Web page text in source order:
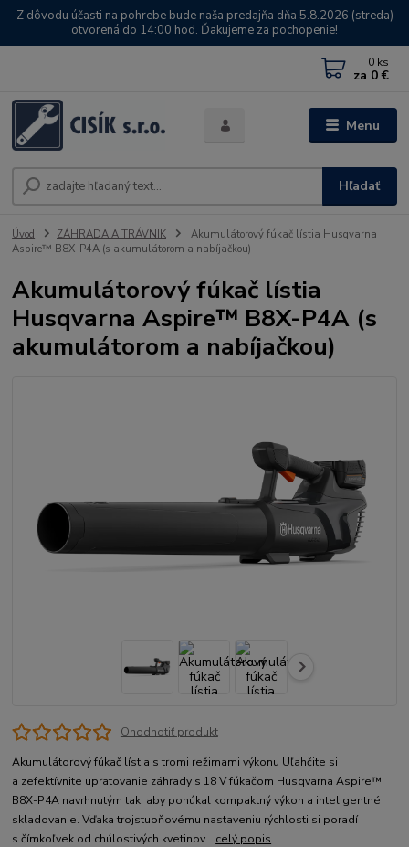
Z dôvodu účasti na pohrebe bude naša predajňa dňa 5.8.2026 (streda)
otvorená do 14:00 hod. Ďakujeme za pochopenie!
Menu
Hľadať
0 ks
za 0 €
Úvod ZÁHRADA A TRÁVNIK
Akumulátorový fúkač lístia Husqvarna
Aspire™ B8X-P4A (s akumulátorom a nabíjačkou)
Akumulátorový fúkač lístia
Husqvarna Aspire™ B8X-P4A (s
akumulátorom a nabíjačkou)
Ohodnotiť produkt
Akumulátorový fúkač lístia s tromi režimami výkonu Uľahčite si
a zefektívnite upratovanie záhrady s 18 V fúkačom Husqvarna Aspire™
B8X-P4A navrhnutým tak, aby ponúkal kompaktný výkon a inteligentné
skladovanie. Vďaka trojstupňovému nastaveniu rýchlosti si poradí
s čímkoľvek od chúlostivých kvetinov... celý popis